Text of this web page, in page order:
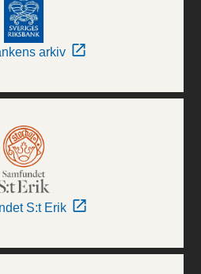
arkiv
S:t Erik